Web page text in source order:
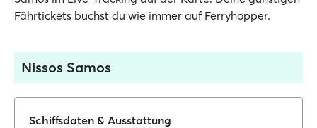
Fährtickets buchst du wie immer auf Ferryhopper.
Nissos Samos
Schiffsdaten & Ausstattung